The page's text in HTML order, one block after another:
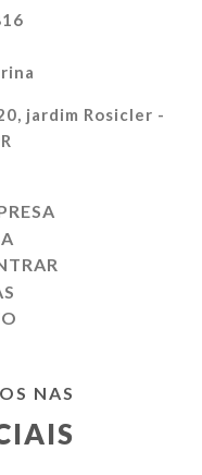
jardim Rosicler -
NAS